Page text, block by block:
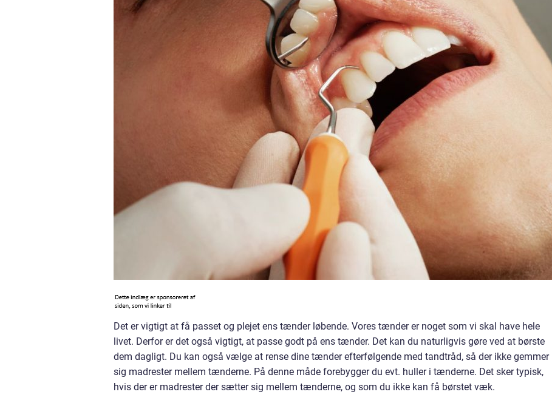
Det er vigtigt at få passet og plejet ens tænder løbende. Vores tænder er noget som vi skal have hele
livet. Derfor er det også vigtigt, at passe godt på ens tænder. Det kan du naturligvis gøre ved at børste
dem dagligt. Du kan også vælge at rense dine tænder efterfølgende med tandtråd, så der ikke gemmer
sig madrester mellem tænderne. På denne måde forebygger du evt. huller i tænderne. Det sker typisk,
hvis der er madrester der sætter sig mellem tænderne, og som du ikke kan få børstet væk.